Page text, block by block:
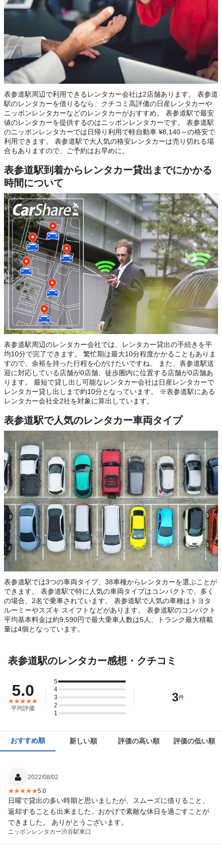
表参道駅周辺で利用できるレンタカー会社は2店舗あります。 表参道
駅のレンタカーを借りるなら、クチコミ高評価の日産レンタカーや
ニッポンレンタカーなどのレンタカーがおすすめ。 表参道駅で最安
値のレンタカーを提供するのはニッポンレンタカーです。 表参道駅
のニッポンレンタカーでは日帰り利用で軽自動車 ¥8,140～の格安で
利用できます。 表参道駅で大人気の格安レンタカーは売り切れる場
合もありますので、ご予約はお早めに。
表参道駅到着からレンタカー貸出までにかかる
時間について
表参道駅周辺のレンタカー会社では、レンタカー貸出の手続きを平
均10分で完了できます。 繁忙期は最大10分程度かかることもありま
すので、余裕を持った行程を心がけたいですね。 また、表参道駅送
迎に対応している店舗が0店舗、徒歩圏内に位置する店舗が0店舗あ
ります。 最短で貸し出し可能なレンタカー会社は日産レンタカーで
レンタカー貸し出しまで約10分となっています。 ※表参道駅にある
レンタカー会社全2社を対象に算出しています。
表参道駅で人気のレンタカー車両タイプ
表参道駅では3つの車両タイプ、38車種からレンタカーを選ぶことが
できます。 表参道駅で特に人気の車両タイプはコンパクトで、多く
の場合、2名で乗車されています。 表参道駅で人気の車種はトヨタ
ルーミーやスズキ スイフトなどがあります。 表参道駅のコンパクト
平均基本料金は約9,590円で最大乗車人数は5人、トランク最大積載
量は4個となっています。
表参道駅のレンタカー感想・クチコミ
5.0
平均評価
5
4
3
2
1
3件
おすすめ順 新しい順 評価の高い順 評価の低い順
2022/08/02
5.0
日曜で貸出の多い時期と思いましたが、スムーズに借りること、
返却することも出来ました。おかげで素敵な休日を過ごすことが
できました。 ありがとうございます。
ニッポンレンタカー渋谷駅東口